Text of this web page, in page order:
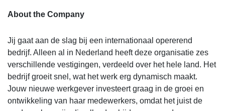
About the Company
Jij gaat aan de slag bij een internationaal opererend
bedrijf. Alleen al in Nederland heeft deze organisatie zes
verschillende vestigingen, verdeeld over het hele land. Het
bedrijf groeit snel, wat het werk erg dynamisch maakt.
Jouw nieuwe werkgever investeert graag in de groei en
ontwikkeling van haar medewerkers, omdat het juist de